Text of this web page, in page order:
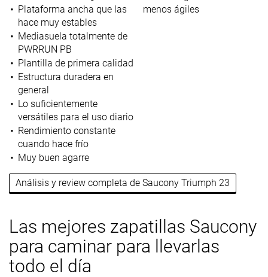
Plataforma ancha que las
hace muy estables
Mediasuela totalmente de
PWRRUN PB
Plantilla de primera calidad
Estructura duradera en
general
Lo suficientemente
versátiles para el uso diario
Rendimiento constante
cuando hace frío
Muy buen agarre
menos ágiles
Análisis y review completa de Saucony Triumph 23
Las mejores zapatillas Saucony
para caminar para llevarlas
todo el día